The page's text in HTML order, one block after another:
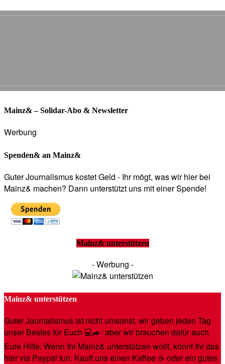
Mainz& – Solidar-Abo & Newsletter
Werbung
Spenden& an Mainz&
Guter Journalismus kostet Geld - Ihr mögt, was wir hier bei
Mainz& machen? Dann unterstützt uns mit einer Spende!
Mainz& unterstützen
- Werbung -
Mainz& unterstützen
Guter Journalismus ist nicht umsonst, wir geben jeden Tag
unser Bestes für Euch 💻🚙- aber wir brauchen dafür auch
Eure Hilfe: Wenn Ihr Mainz& unterstützen wollt, könnt Ihr das
hier via Paypal tun. Kauft uns einen Kaffee ☕️ oder ein gutes